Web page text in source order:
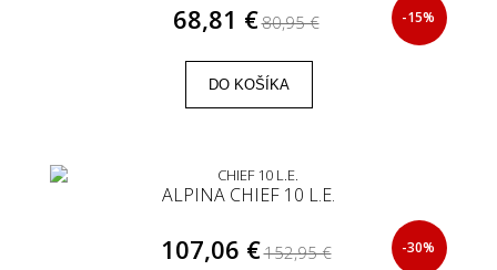
68,81 €80,95 € -15%
DO KOŠÍKA
ALPINA CHIEF 10 L.E.
107,06 €152,95 € -30%